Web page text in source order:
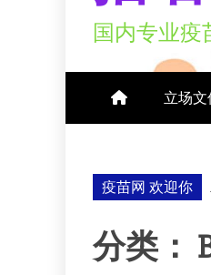
国内专业疫
立场
疫苗网 欢迎你
分类：